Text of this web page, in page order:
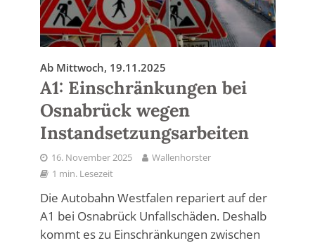
Ab Mittwoch, 19.11.2025
A1: Einschränkungen bei
Osnabrück wegen
Instandsetzungsarbeiten
16. November 2025
Wallenhorster
1 min. Lesezeit
Die Autobahn Westfalen repariert auf der
A1 bei Osnabrück Unfallschäden. Deshalb
kommt es zu Einschränkungen zwischen